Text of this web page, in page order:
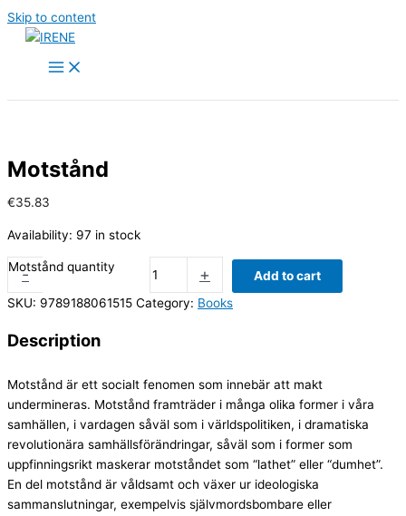
Skip to content
Motstånd
€35.83
Availability: 97 in stock
-
Motstånd quantity +
Add to cart
SKU: 9789188061515 Category: Books
Description
Motstånd är ett socialt fenomen som innebär att makt
undermineras. Motstånd framträder i många olika former i våra
samhällen, i vardagen såväl som i världspolitiken, i dramatiska
revolutionära samhällsförändringar, såväl som i former som
uppfinningsrikt maskerar motståndet som “lathet” eller “dumhet”.
En del motstånd är våldsamt och växer ur ideologiska
sammanslutningar, exempelvis självmordsbombare eller